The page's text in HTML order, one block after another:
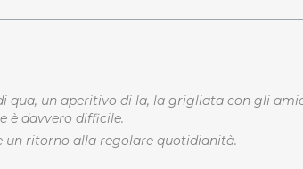
qua, un aperitivo di la, la grigliata con gli
è davvero difficile.
un ritorno alla regolare quotidianità.